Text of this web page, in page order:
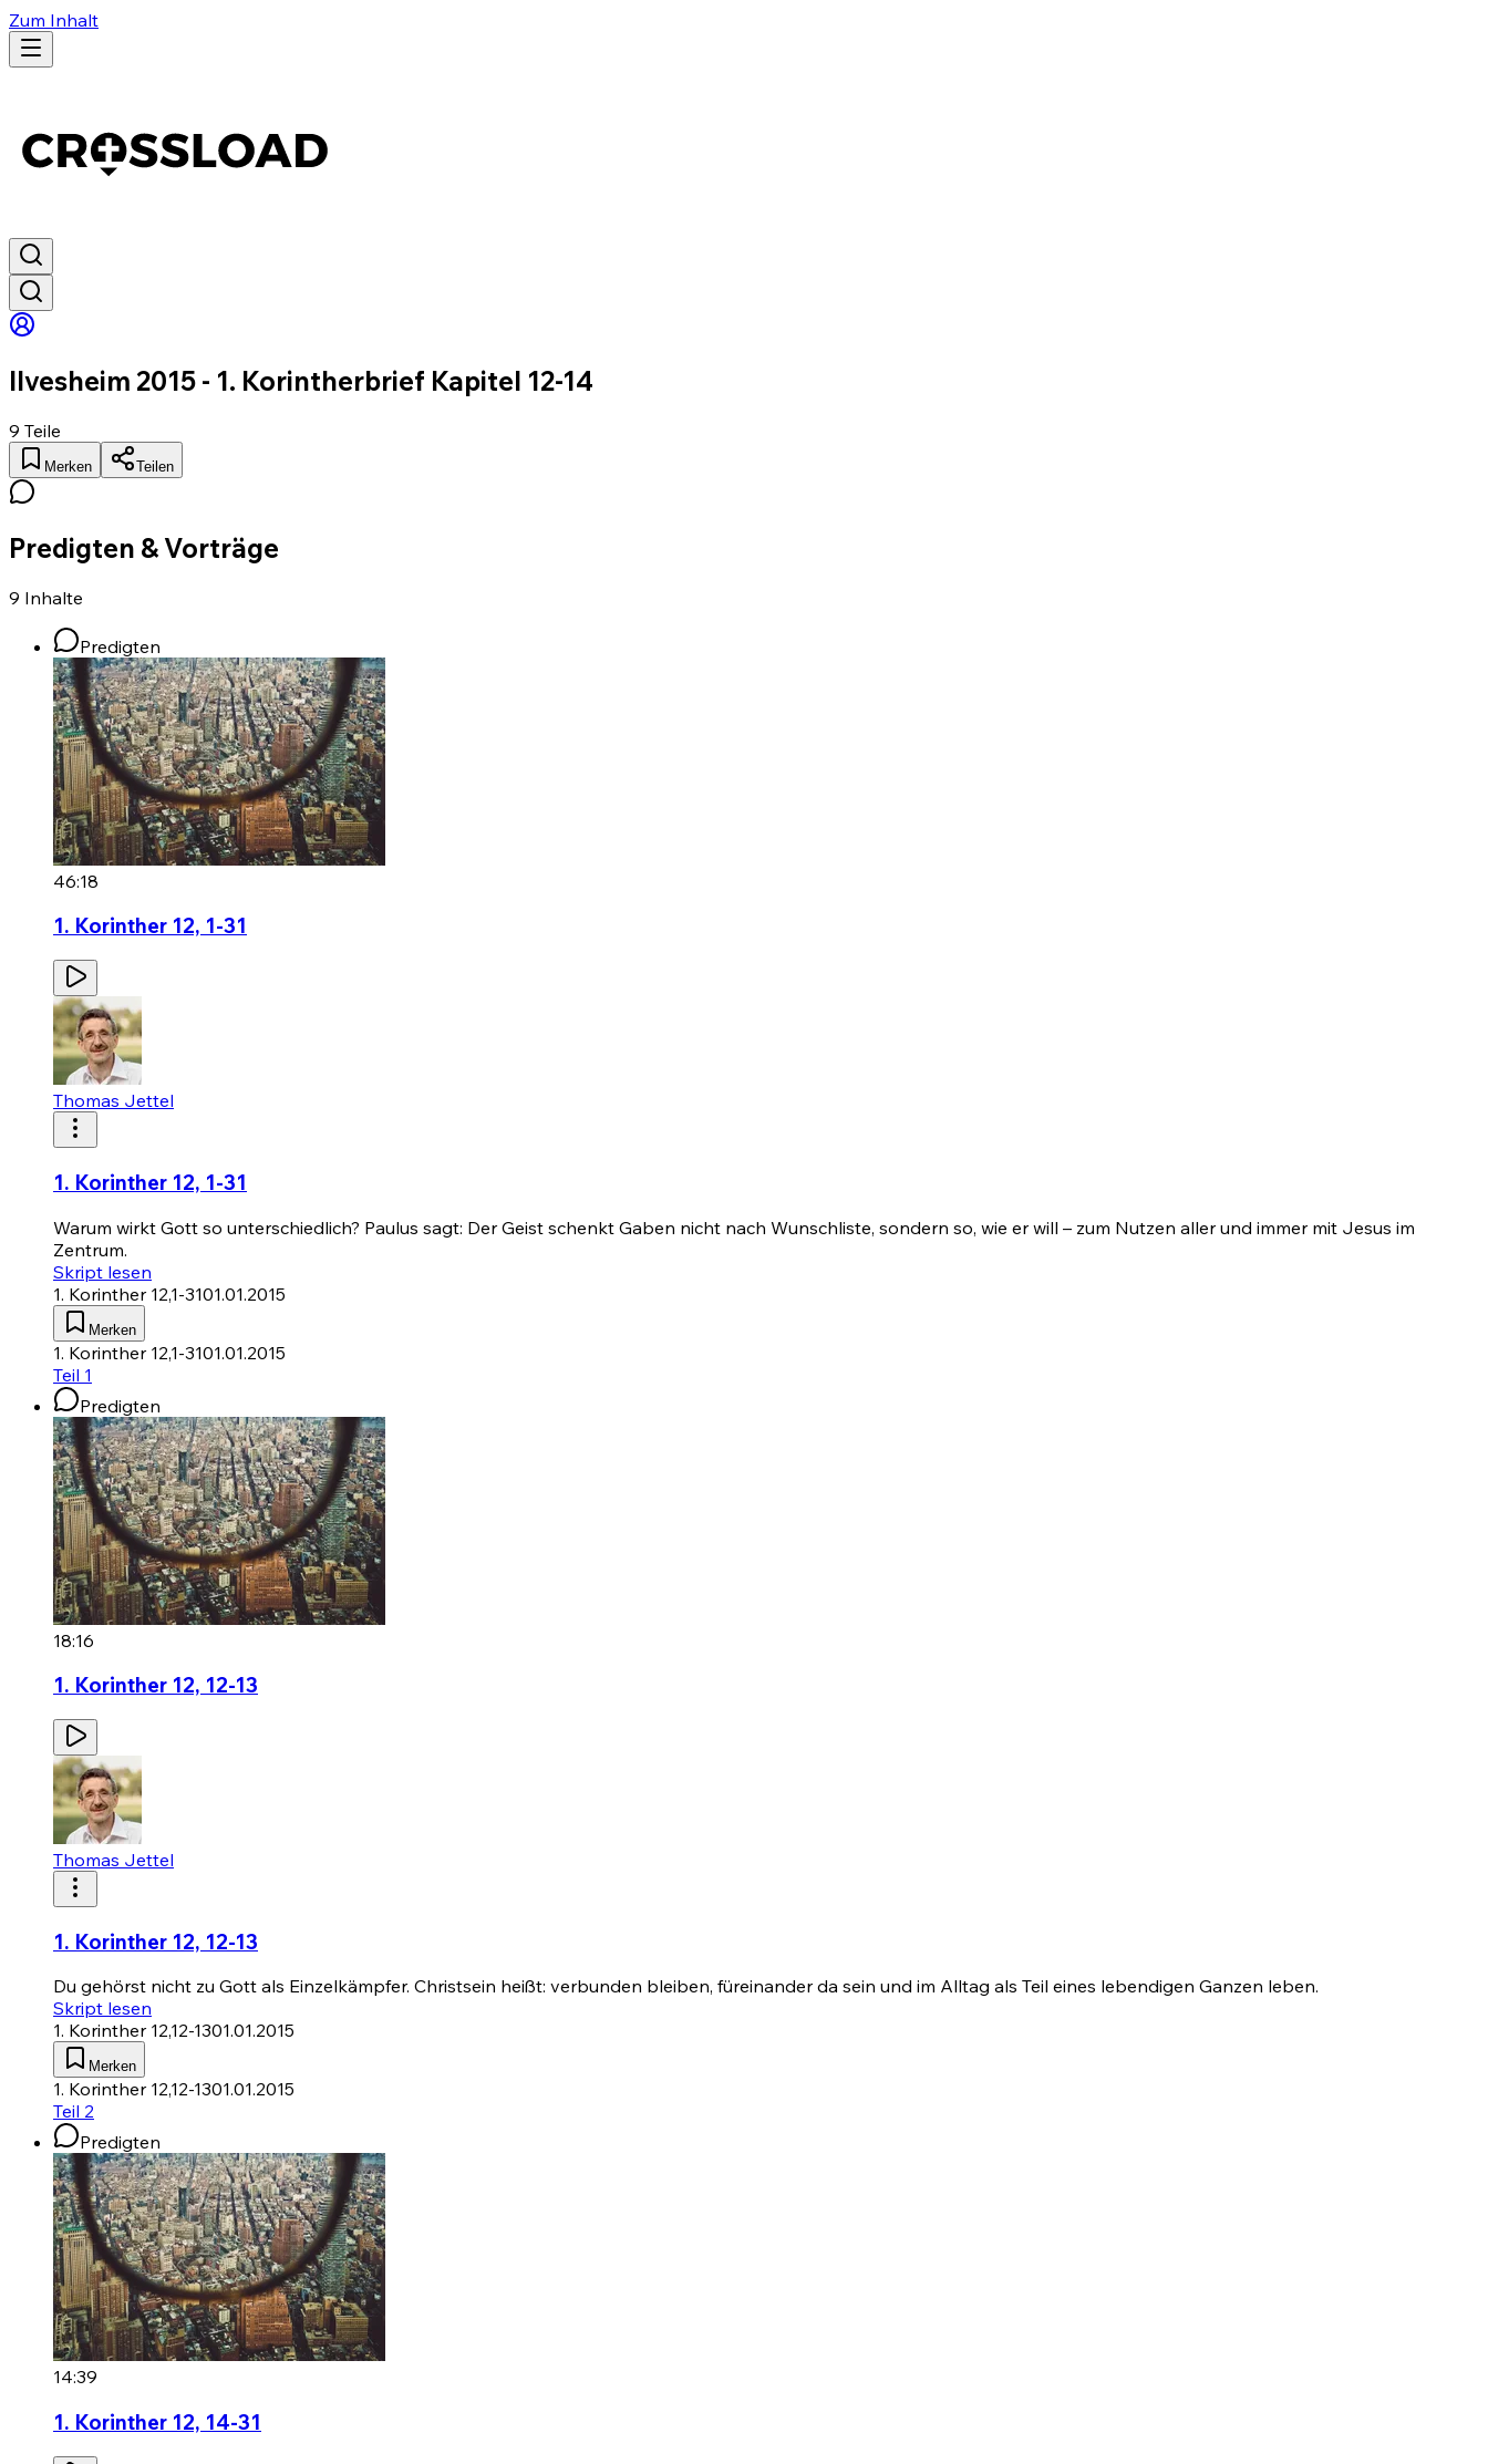
Zum Inhalt
Ilvesheim 2015 - 1. Korintherbrief Kapitel 12-14
9 Teile
Merken Teilen
Predigten & Vorträge
9 Inhalte
Predigten
46:18
1. Korinther 12, 1-31
Thomas Jettel
1. Korinther 12, 1-31
Warum wirkt Gott so unterschiedlich? Paulus sagt: Der Geist schenkt Gaben nicht nach Wunschliste, sondern so, wie er will – zum Nutzen aller und immer mit Jesus im
Zentrum.
Skript lesen
1. Korinther 12,1-3101.01.2015
Merken
1. Korinther 12,1-3101.01.2015
Teil 1
Predigten
18:16
1. Korinther 12, 12-13
Thomas Jettel
1. Korinther 12, 12-13
Du gehörst nicht zu Gott als Einzelkämpfer. Christsein heißt: verbunden bleiben, füreinander da sein und im Alltag als Teil eines lebendigen Ganzen leben.
Skript lesen
1. Korinther 12,12-1301.01.2015
Merken
1. Korinther 12,12-1301.01.2015
Teil 2
Predigten
14:39
1. Korinther 12, 14-31